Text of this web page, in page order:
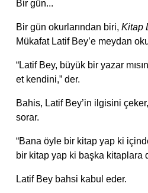
Bir gün...
Bir gün okurlarından biri, Kitap
Mükafat Latif Bey’e meydan
“Latif Bey, büyük bir yazar
et kendini,” der.
Bahis, Latif Bey’in ilgisini
sorar.
“Bana öyle bir kitap yap ki
bir kitap yap ki başka kitaplara
Latif Bey bahsi kabul eder.